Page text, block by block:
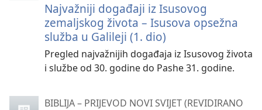
Najvažniji događaji iz Isusovog
zemaljskog života – Isusova opsežna
služba u Galileji (1. dio)
Pregled najvažnijih događaja iz Isusovog života
i službe od 30. godine do Pashe 31. godine.
BIBLIJA – PRIJEVOD NOVI SVIJET (REVIDIRANO